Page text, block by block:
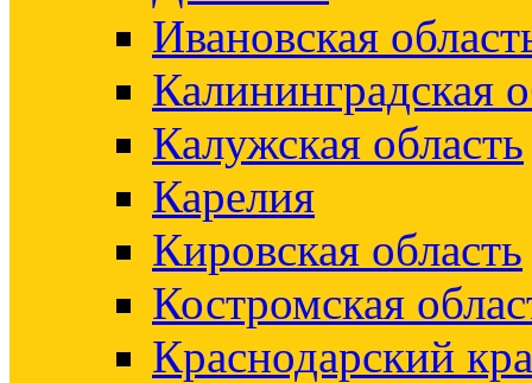
Ивановская
Калининградская
Калужская область
Карелия
Кировская область
Костромская
Краснодарский